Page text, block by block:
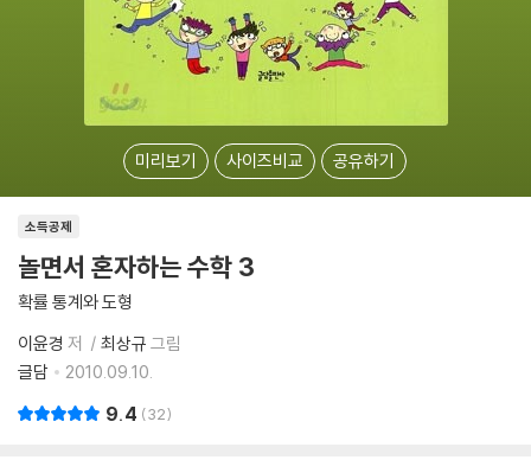
미리보기 사이즈비교 공유하기
소득공제
놀면서 혼자하는 수학 3
확률 통계와 도형
이윤경 저 최상규 그림
글담
2010.09.10.
9.4 32